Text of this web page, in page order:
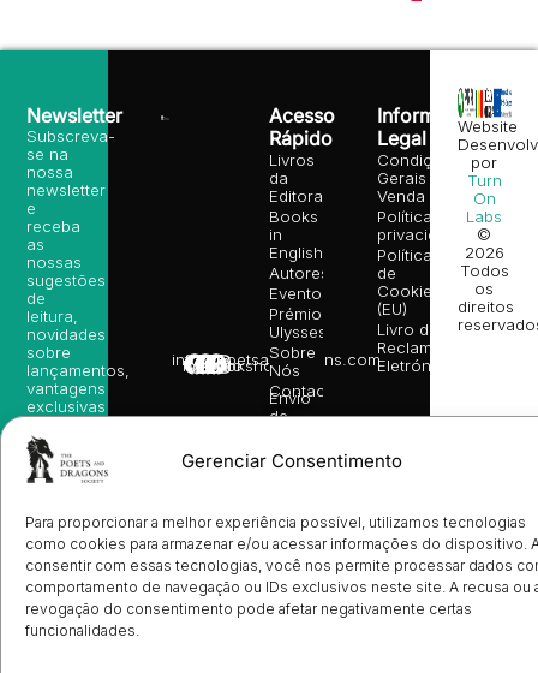
Gerenciar Consentimento
Para proporcionar a melhor experiência possível, utilizamos tecnologias
como cookies para armazenar e/ou acessar informações do dispositivo.
consentir com essas tecnologias, você nos permite processar dados
comportamento de navegação ou IDs exclusivos neste site. A recusa ou
revogação do consentimento pode afetar negativamente certas
funcionalidades.
info@poetsandragons.com
Infantil
Adulto
Bookshop
Acesso
Rápido
Livros
da
Editora
Books
in
English
Autores
Eventos
Prémio
Ulysses
Sobre
Nós
Contactos
Envio
de
Candidatura
de
de
Livrarias
Informação
Legal
Condições
Gerais de
Venda
Política de
privacidade
Política
de
Cookies
(EU)
Livro de
Reclamações
Eletrónico
Newsletter
Subscreva-
se na
nossa
newsletter
e
receba
as
nossas
sugestões
de
leitura,
novidades
sobre
lançamentos,
vantagens
exclusivas
e
avisos
diretamente
no seu
Subscrever
Website
por
Turn
On
Labs
©
2026
Todos
os
direitos